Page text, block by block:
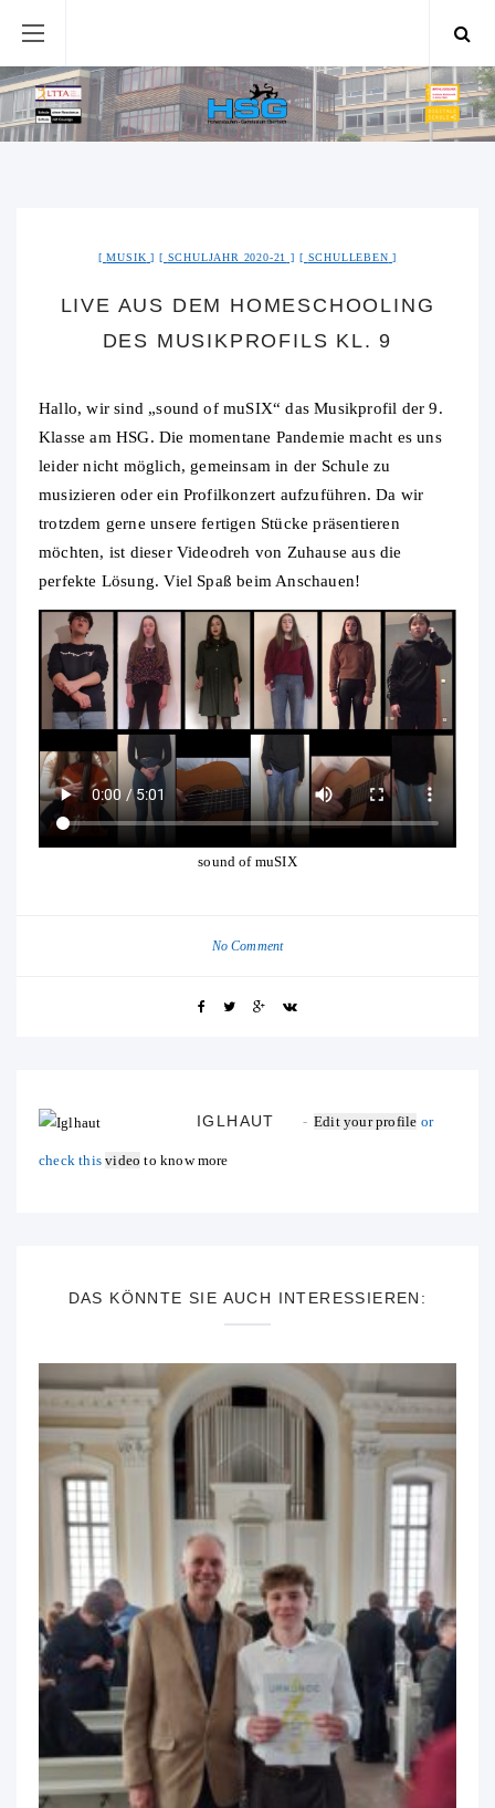
MUSIK SCHULJAHR 2020-21 SCHULLEBEN
LIVE AUS DEM HOMESCHOOLING
DES MUSIKPROFILS KL. 9
Hallo, wir sind „sound of muSIX“ das Musikprofil der 9.
Klasse am HSG. Die momentane Pandemie macht es uns
leider nicht möglich, gemeinsam in der Schule zu
musizieren oder ein Profilkonzert aufzuführen. Da wir
trotzdem gerne unsere fertigen Stücke präsentieren
möchten, ist dieser Videodreh von Zuhause aus die
perfekte Lösung. Viel Spaß beim Anschauen!
sound of muSIX
No Comment
IGLHAUT Edit your profile or
check thisvideo to know more
DAS KÖNNTE SIE AUCH INTERESSIEREN: